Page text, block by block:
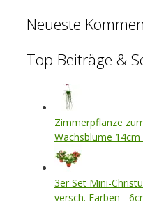
Neueste
Top Beiträge &
Zimmerpflanze
Wachsblume 14cm
3er Set Mini-
versch. Farben -